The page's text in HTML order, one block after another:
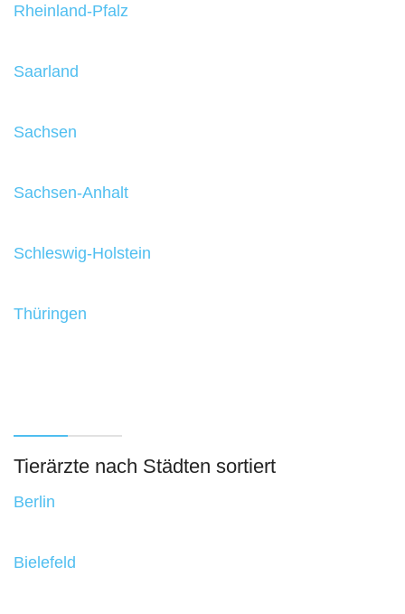
Rheinland-Pfalz
Saarland
Sachsen
Sachsen-Anhalt
Schleswig-Holstein
Thüringen
Tierärzte nach Städten sortiert
Berlin
Bielefeld